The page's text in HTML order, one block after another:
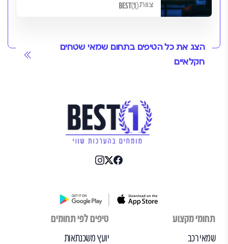
צוות
הצג את כל הטיפים בתחום שמאי שטחים
חקלאיים
תחומי מקצוע
שמאי רכב
טיפים לפי תחומים
יועץ משכנתאות